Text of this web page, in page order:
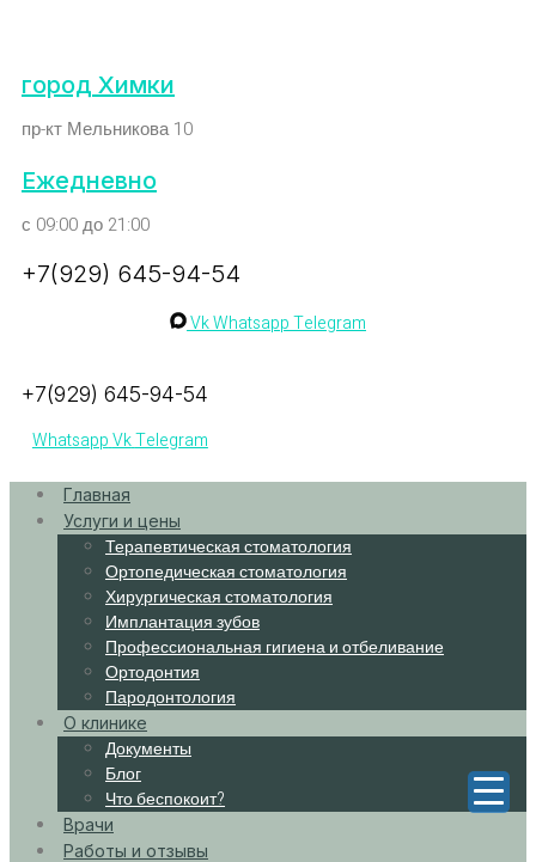
город Химки
пр-кт Мельникова 10
Ежедневно
с 09:00 до 21:00
+7(929) 645-94-54
VkWhatsappTelegram
+7(929) 645-94-54
WhatsappVkTelegram
Главная
Услуги и цены
Терапевтическая стоматология
Ортопедическая стоматология
Хирургическая стоматология
Имплантация зубов
Профессиональная гигиена и отбеливание
Ортодонтия
Пародонтология
О клинике
Документы
Блог
Что беспокоит?
Врачи
Работы и отзывы